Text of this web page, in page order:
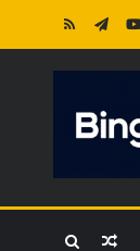
بحث مقال